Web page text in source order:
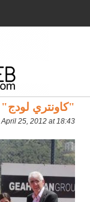
"كاونتري
April 25, 2012 at 18:43